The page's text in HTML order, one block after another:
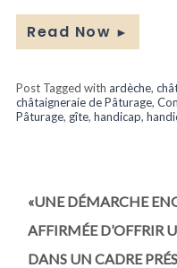
Read Now ►
Post Tagged withardèche,
châtaigneraie de Pâturage,
Pâturage, gîte,handicap,
«UNE DÉMARCHE
AFFIRMÉE D’OFFRIR
DANS UN CADRE